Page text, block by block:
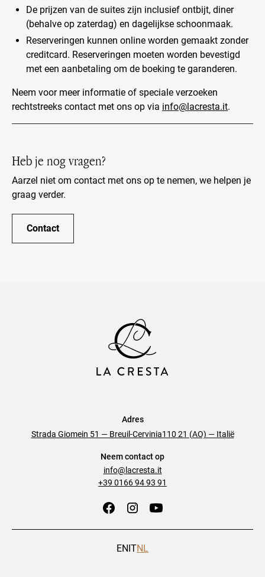
De prijzen van de suites zijn inclusief ontbijt, diner
(behalve op zaterdag) en dagelijkse schoonmaak.
Reserveringen kunnen online worden gemaakt zonder
creditcard. Reserveringen moeten worden bevestigd
met een aanbetaling om de boeking te garanderen.
Neem voor meer informatie of speciale verzoeken
rechtstreeks contact met ons op via info@lacresta.it.
Heb je nog vragen?
Aarzel niet om contact met ons op te nemen, we helpen je
graag verder.
Contact
Adres
Strada Giomein 51 — Breuil-Cervinia110 21 (AO) — Italië
Neem contact op
info@lacresta.it
+39 0166 94 93 91
ENITNL